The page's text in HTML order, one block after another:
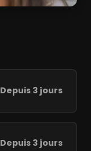
Depuis 3 jours
Depuis 3 jours